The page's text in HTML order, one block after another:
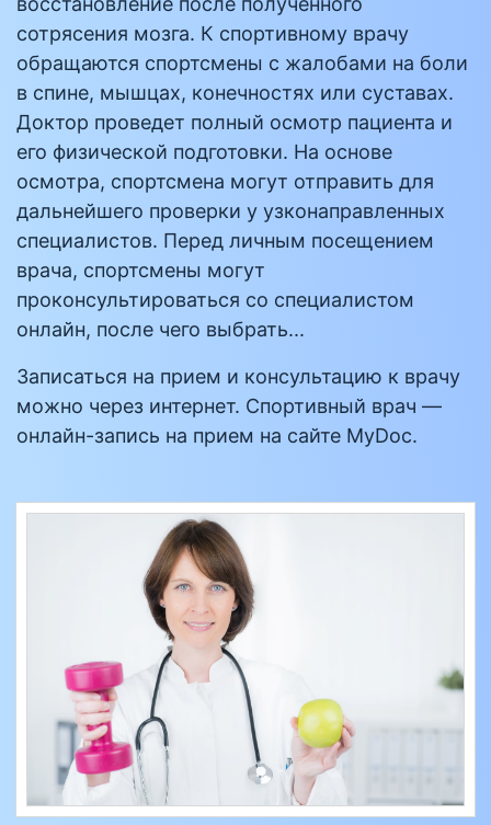
сотрясения мозга. К спортивному врачу
обращаются спортсмены с жалобами на боли
в спине, мышцах, конечностях или суставах.
Доктор проведет полный осмотр пациента и
его физической подготовки. На основе
осмотра, спортсмена могут отправить для
дальнейшего проверки у узконаправленных
специалистов. Перед личным посещением
врача, спортсмены могут
проконсультироваться со специалистом
онлайн, после чего выбрать...
Записаться на прием и консультацию к врачу
можно через интернет. Спортивный врач —
онлайн-запись на прием на сайте MyDoc.